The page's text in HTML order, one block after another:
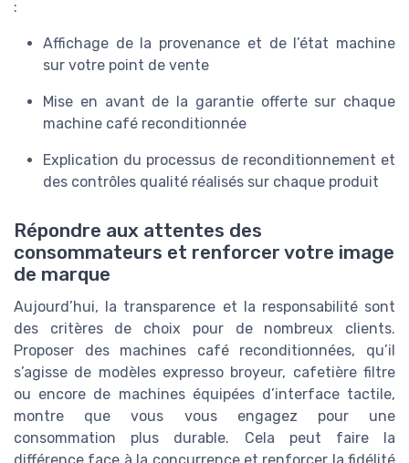
:
Affichage de la provenance et de l’état machine
sur votre point de vente
Mise en avant de la garantie offerte sur chaque
machine café reconditionnée
Explication du processus de reconditionnement et
des contrôles qualité réalisés sur chaque produit
Répondre aux attentes des
consommateurs et renforcer votre image
de marque
Aujourd’hui, la transparence et la responsabilité sont
des critères de choix pour de nombreux clients.
Proposer des machines café reconditionnées, qu’il
s’agisse de modèles expresso broyeur, cafetière filtre
ou encore de machines équipées d’interface tactile,
montre que vous vous engagez pour une
consommation plus durable. Cela peut faire la